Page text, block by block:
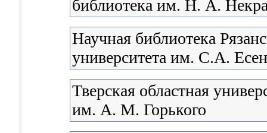
библиотека им. Н. А.
Научная библиотека
университета им. С.А.
Тверская областная
им. А. М. Горького